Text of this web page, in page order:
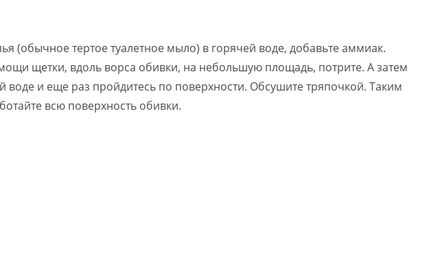
(обычное тертое туалетное мыло) в горячей воде, добавьте аммиак.
щетки, вдоль ворса обивки, на небольшую площадь, потрите. А затем
воде и еще раз пройдитесь по поверхности. Обсушите тряпочкой. Таким
всю поверхность обивки.